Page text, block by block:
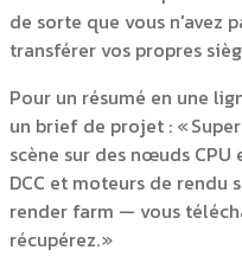
de sorte que vous n'avez
transférer vos propres
Pour un résumé en une
un brief de projet : «
scène sur des nœuds CPU
DCC et moteurs de rendu
render farm — vous
récupérez. »